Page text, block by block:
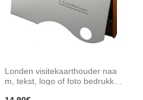
Londen visitekaarthouder naa
m, tekst, logo of foto bedrukke